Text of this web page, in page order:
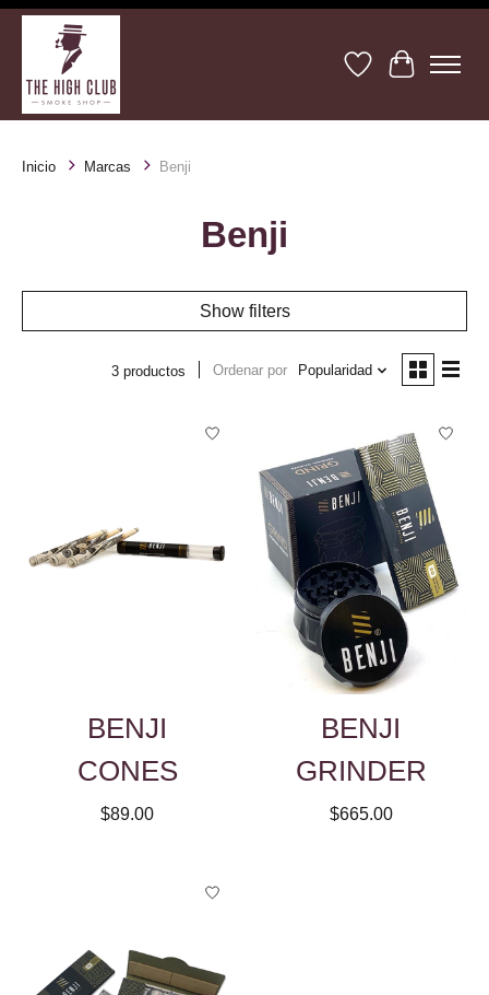
Lista de deseos
Cesta
Inicio Marcas Benji
Benji
Show filters
3 productos Ordenar por Popularidad
BENJI
CONES
$89.00
BENJI
GRINDER
$665.00